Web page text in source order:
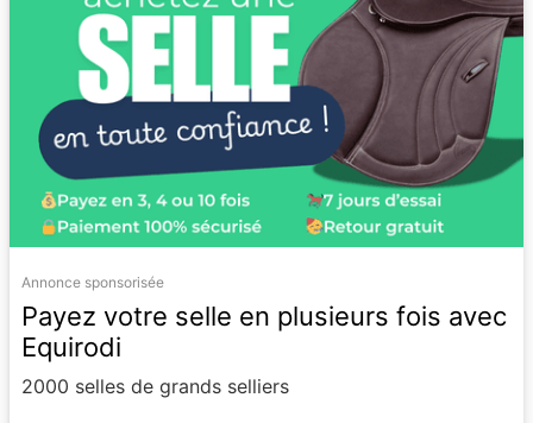
Annonce sponsorisée
Payez votre selle en plusieurs fois avec
Equirodi
2000 selles de grands selliers